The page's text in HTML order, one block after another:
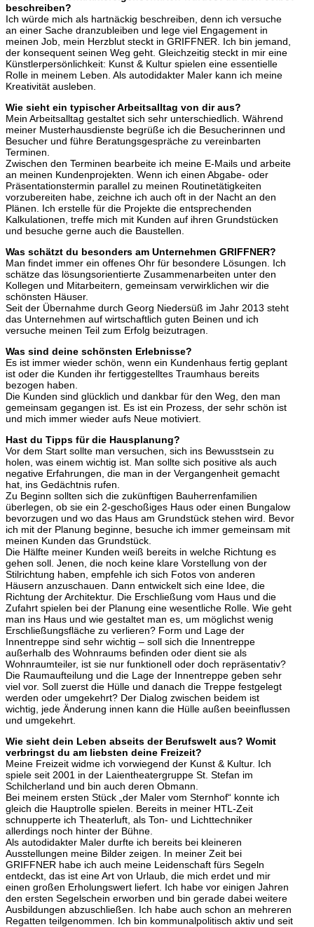
beschreiben?
Ich würde mich als hartnäckig beschreiben, denn ich versuche
an einer Sache dranzubleiben und lege viel Engagement in
meinen Job, mein Herzblut steckt in GRIFFNER. Ich bin jemand,
der konsequent seinen Weg geht. Gleichzeitig steckt in mir eine
Künstlerpersönlichkeit: Kunst & Kultur spielen eine essentielle
Rolle in meinem Leben. Als autodidakter Maler kann ich meine
Kreativität ausleben.
Wie sieht ein typischer Arbeitsalltag von dir aus?
Mein Arbeitsalltag gestaltet sich sehr unterschiedlich. Während
meiner Musterhausdienste begrüße ich die Besucherinnen und
Besucher und führe Beratungsgespräche zu vereinbarten
Terminen.
Zwischen den Terminen bearbeite ich meine E-Mails und arbeite
an meinen Kundenprojekten. Wenn ich einen Abgabe- oder
Präsentationstermin parallel zu meinen Routinetätigkeiten
vorzubereiten habe, zeichne ich auch oft in der Nacht an den
Plänen. Ich erstelle für die Projekte die entsprechenden
Kalkulationen, treffe mich mit Kunden auf ihren Grundstücken
und besuche gerne auch die Baustellen.
Was schätzt du besonders am Unternehmen GRIFFNER?
Man findet immer ein offenes Ohr für besondere Lösungen. Ich
schätze das lösungsorientierte Zusammenarbeiten unter den
Kollegen und Mitarbeitern, gemeinsam verwirklichen wir die
schönsten Häuser.
Seit der Übernahme durch Georg Niedersüß im Jahr 2013 steht
das Unternehmen auf wirtschaftlich guten Beinen und ich
versuche meinen Teil zum Erfolg beizutragen.
Was sind deine schönsten Erlebnisse?
Es ist immer wieder schön, wenn ein Kundenhaus fertig geplant
ist oder die Kunden ihr fertiggestelltes Traumhaus bereits
bezogen haben.
Die Kunden sind glücklich und dankbar für den Weg, den man
gemeinsam gegangen ist. Es ist ein Prozess, der sehr schön ist
und mich immer wieder aufs Neue motiviert.
Hast du Tipps für die Hausplanung?
Vor dem Start sollte man versuchen, sich ins Bewusstsein zu
holen, was einem wichtig ist. Man sollte sich positive als auch
negative Erfahrungen, die man in der Vergangenheit gemacht
hat, ins Gedächtnis rufen.
Zu Beginn sollten sich die zukünftigen Bauherrenfamilien
überlegen, ob sie ein 2-geschoßiges Haus oder einen Bungalow
bevorzugen und wo das Haus am Grundstück stehen wird. Bevor
ich mit der Planung beginne, besuche ich immer gemeinsam mit
meinen Kunden das Grundstück.
Die Hälfte meiner Kunden weiß bereits in welche Richtung es
gehen soll. Jenen, die noch keine klare Vorstellung von der
Stilrichtung haben, empfehle ich sich Fotos von anderen
Häusern anzuschauen. Dann entwickelt sich eine Idee, die
Richtung der Architektur. Die Erschließung vom Haus und die
Zufahrt spielen bei der Planung eine wesentliche Rolle. Wie geht
man ins Haus und wie gestaltet man es, um möglichst wenig
Erschließungsfläche zu verlieren? Form und Lage der
Innentreppe sind sehr wichtig – soll sich die Innentreppe
außerhalb des Wohnraums befinden oder dient sie als
Wohnraumteiler, ist sie nur funktionell oder doch repräsentativ?
Die Raumaufteilung und die Lage der Innentreppe geben sehr
viel vor. Soll zuerst die Hülle und danach die Treppe festgelegt
werden oder umgekehrt? Der Dialog zwischen beidem ist
wichtig, jede Änderung innen kann die Hülle außen beeinflussen
und umgekehrt.
Wie sieht dein Leben abseits der Berufswelt aus? Womit
verbringst du am liebsten deine Freizeit?
Meine Freizeit widme ich vorwiegend der Kunst & Kultur. Ich
spiele seit 2001 in der Laientheatergruppe St. Stefan im
Schilcherland und bin auch deren Obmann.
Bei meinem ersten Stück „der Maler vom Sternhof“ konnte ich
gleich die Hauptrolle spielen. Bereits in meiner HTL-Zeit
schnupperte ich Theaterluft, als Ton- und Lichttechniker
allerdings noch hinter der Bühne.
Als autodidakter Maler durfte ich bereits bei kleineren
Ausstellungen meine Bilder zeigen. In meiner Zeit bei
GRIFFNER habe ich auch meine Leidenschaft fürs Segeln
entdeckt, das ist eine Art von Urlaub, die mich erdet und mir
einen großen Erholungswert liefert. Ich habe vor einigen Jahren
den ersten Segelschein erworben und bin gerade dabei weitere
Ausbildungen abzuschließen. Ich habe auch schon an mehreren
Regatten teilgenommen. Ich bin kommunalpolitisch aktiv und seit